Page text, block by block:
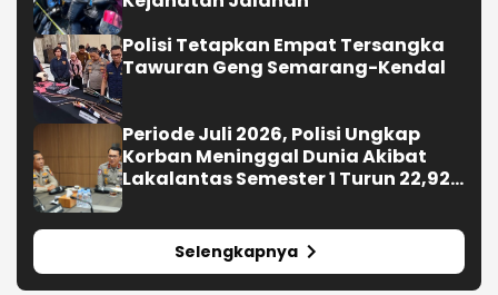
Polisi Tetapkan Empat Tersangka
Tawuran Geng Semarang-Kendal
Periode Juli 2026, Polisi Ungkap
Korban Meninggal Dunia Akibat
Lakalantas Semester 1 Turun 22,92
Selengkapnya